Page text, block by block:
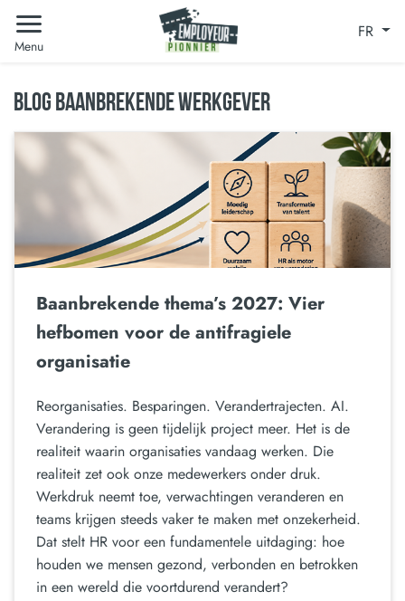
Menu
FR
BLOG BAANBREKENDE WERKGEVER
Baanbrekende thema’s 2027: Vier
hefbomen voor de antifragiele
organisatie
Reorganisaties. Besparingen. Verandertrajecten. AI.
Verandering is geen tijdelijk project meer. Het is de
realiteit waarin organisaties vandaag werken. Die
realiteit zet ook onze medewerkers onder druk.
Werkdruk neemt toe, verwachtingen veranderen en
teams krijgen steeds vaker te maken met onzekerheid.
Dat stelt HR voor een fundamentele uitdaging: hoe
houden we mensen gezond, verbonden en betrokken
in een wereld die voortdurend verandert?